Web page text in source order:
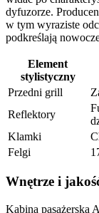
dyfuzorze.
w tym wyraziste
podkreślają
Element
stylistyczny
Przedni grill
Reflektory
Klamki
Felgi
Wnętrze i
Kabina pasażerska